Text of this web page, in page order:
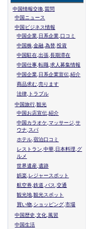
中国情報交換,質問
中国ニュース
中国ビジネス情報
中国企業,日系企業,口コミ
中国株,金融,為替,投資
中国駐在,出張,長期滞在
中国仕事,転職,求人募集情報
中国企業,日系企業宣伝,紹介
商品求む,売ります
法律,トラブル
中国旅行,観光
中国お店宣伝,紹介
中国カラオケ,マッサージ,サ
ウナ,スパ
ホテル,宿泊口コミ
レストラン,中華,日本料理,グ
ルメ
世界遺産,遺跡
娯楽,レジャースポット
航空券,鉄道,バス,交通
観光地,観光スポット
買い物,ショッピング,市場
中国歴史,文化,風習
中国生活